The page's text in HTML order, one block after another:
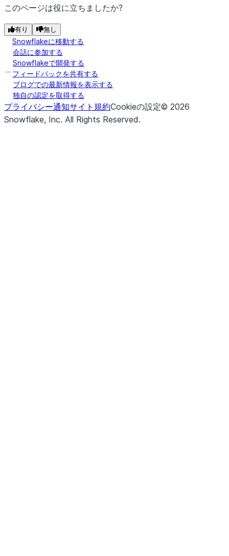
apply_in_pandas
このページは役に立ちましたか?
有り 無し
Snowflakeに移動する
会話に参加する
Snowflakeで開発する
フィードバックを共有する
ブログでの最新情報を表示する
独自の認定を取得する
プライバシー通知サイト規約Cookieの設定© 2026
Snowflake, Inc. All Rights Reserved.